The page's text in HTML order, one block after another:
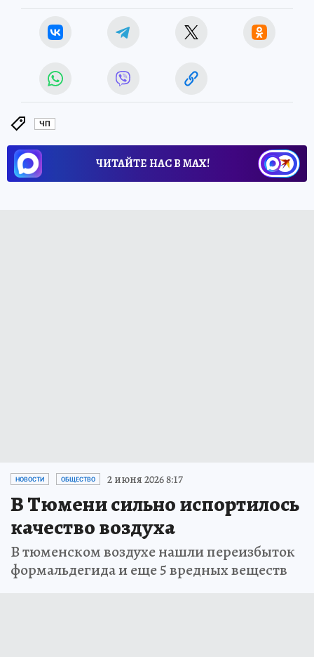
ЧП
ЧИТАЙТЕ НАС В МАХ!
НОВОСТИ ОБЩЕСТВО 2 июня 2026 8:17
В Тюмени сильно испортилось
качество воздуха
В тюменском воздухе нашли переизбыток
формальдегида и еще 5 вредных веществ